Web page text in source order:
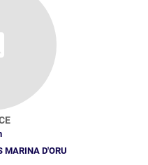
MARINA D'ORU